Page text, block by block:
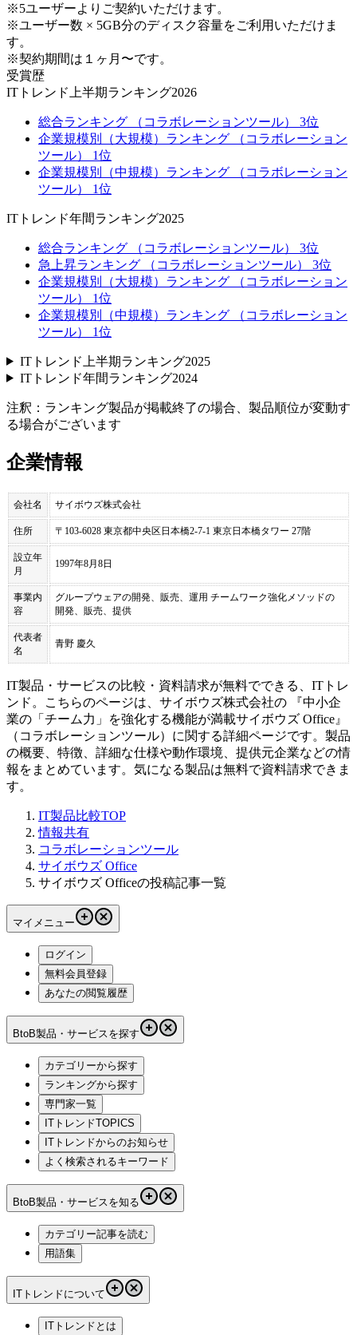
※5ユーザーよりご契約いただけます。
※ユーザー数 × 5GB分のディスク容量をご利用いただけま
す。
※契約期間は１ヶ月〜です。
受賞歴
ITトレンド上半期ランキング2026
総合ランキング （コラボレーションツール） 3位
企業規模別（大規模）ランキング （コラボレーション
ツール） 1位
企業規模別（中規模）ランキング （コラボレーション
ツール） 1位
ITトレンド年間ランキング2025
総合ランキング （コラボレーションツール） 3位
急上昇ランキング （コラボレーションツール） 3位
企業規模別（大規模）ランキング （コラボレーション
ツール） 1位
企業規模別（中規模）ランキング （コラボレーション
ツール） 1位
ITトレンド上半期ランキング2025
ITトレンド年間ランキング2024
注釈：ランキング製品が掲載終了の場合、製品順位が変動す
る場合がございます
企業情報
会社名 サイボウズ株式会社
住所 〒103-6028 東京都中央区日本橋2-7-1 東京日本橋タワー 27階
設立年
月
1997年8月8日
事業内
容
グループウェアの開発、販売、運用 チームワーク強化メソッドの
開発、販売、提供
代表者
名
青野 慶久
IT製品・サービスの比較・資料請求が無料でできる、ITトレ
ンド。こちらのページは、 サイボウズ株式会社の 『中小企
業の「チーム力」を強化する機能が満載サイボウズ Office 』
（ コラボレーションツール）に関する詳細ページです。製品
の概要、特徴、詳細な仕様や動作環境、提供元企業などの情
報をまとめています。気になる製品は無料で資料請求できま
す。
IT製品比較TOP
情報共有
コラボレーションツール
サイボウズ Office
サイボウズ Officeの投稿記事一覧
マイメニュー
ログイン
無料会員登録
あなたの閲覧履歴
BtoB製品・サービスを探す
カテゴリーから探す
ランキングから探す
専門家一覧
ITトレンドTOPICS
ITトレンドからのお知らせ
よく検索されるキーワード
BtoB製品・サービスを知る
カテゴリー記事を読む
用語集
ITトレンドについて
ITトレンドとは